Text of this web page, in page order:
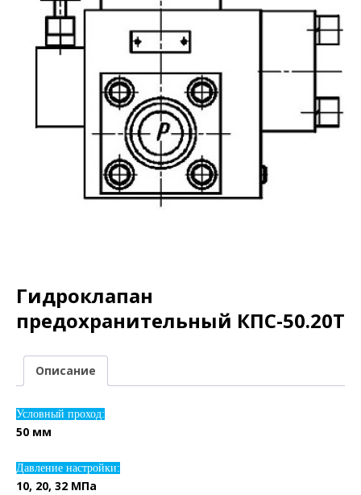
Гидроклапан
предохранительный КПС-50.20Т
Описание
Условный проход:
50 мм
Давление настройки:
10, 20, 32 МПа